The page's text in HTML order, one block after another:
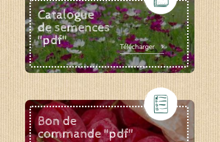
Catalogue
de semences
"pdf"
Télécharger
Bon de
commande "pdf"